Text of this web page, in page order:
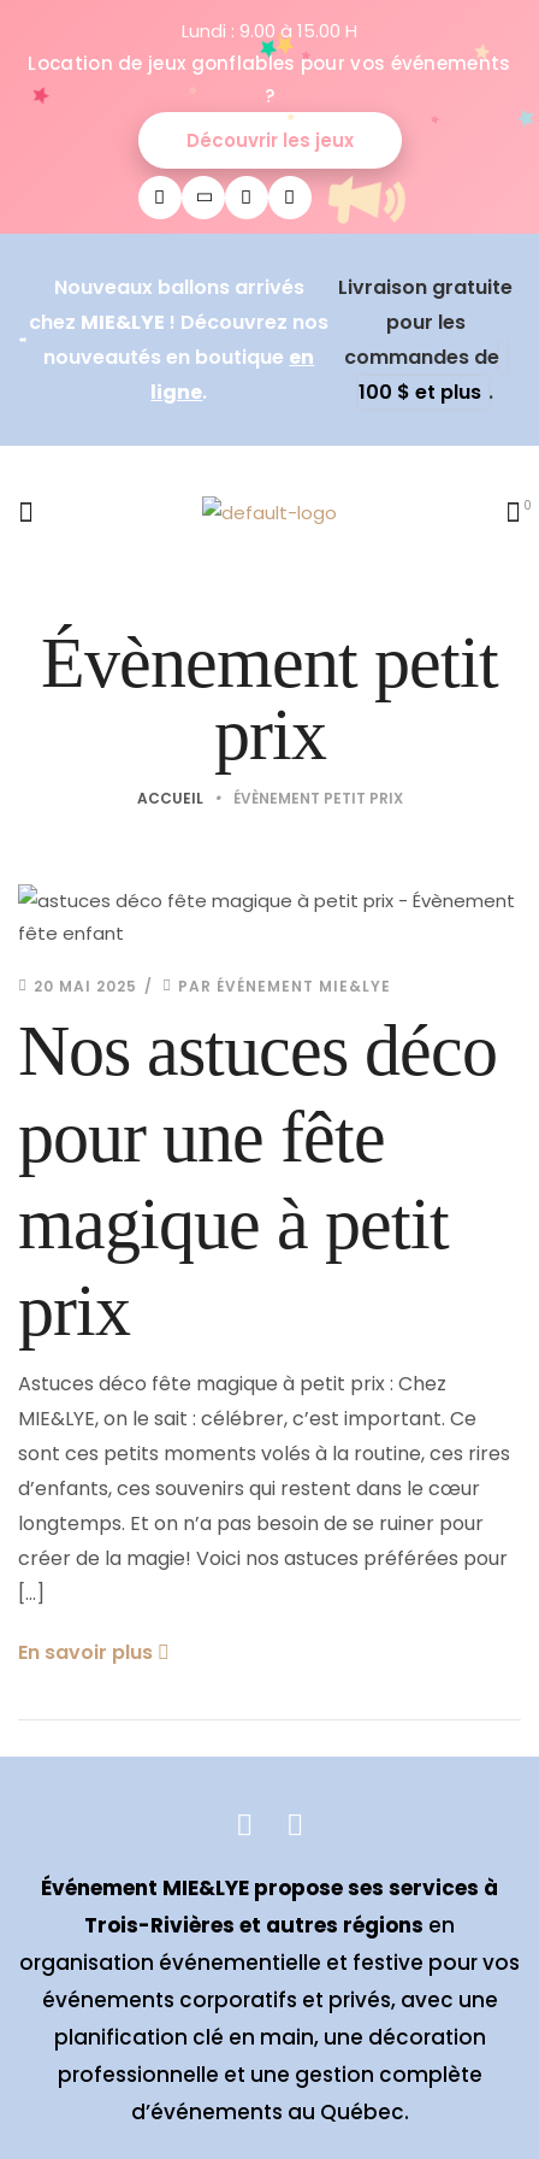
Lundi : 9.00 à 15.00 H
Location de jeux gonflables pour vos événements
?
Découvrir les jeux
Nouveaux ballons arrivés
chez MIE&LYE ! Découvrez nos
nouveautés en boutique en
ligne.
Livraison gratuite
pour les
commandes de
100 $ et plus .
0
Évènement petit
prix
ACCUEIL • ÉVÈNEMENT PETIT PRIX
20 MAI 2025 PAR ÉVÉNEMENT MIE&LYE
Nos astuces déco
pour une fête
magique à petit
prix
Astuces déco fête magique à petit prix : Chez
MIE&LYE, on le sait : célébrer, c’est important. Ce
sont ces petits moments volés à la routine, ces rires
d’enfants, ces souvenirs qui restent dans le cœur
longtemps. Et on n’a pas besoin de se ruiner pour
créer de la magie! Voici nos astuces préférées pour
[...]
En savoir plus
Événement MIE&LYE propose ses services à
Trois-Rivières et autres régions en
organisation événementielle et festive pour vos
événements corporatifs et privés, avec une
planification clé en main, une décoration
professionnelle et une gestion complète
d’événements au Québec.